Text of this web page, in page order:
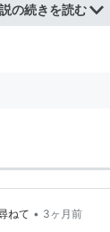
の続きを読む
ねて • 3ヶ月前